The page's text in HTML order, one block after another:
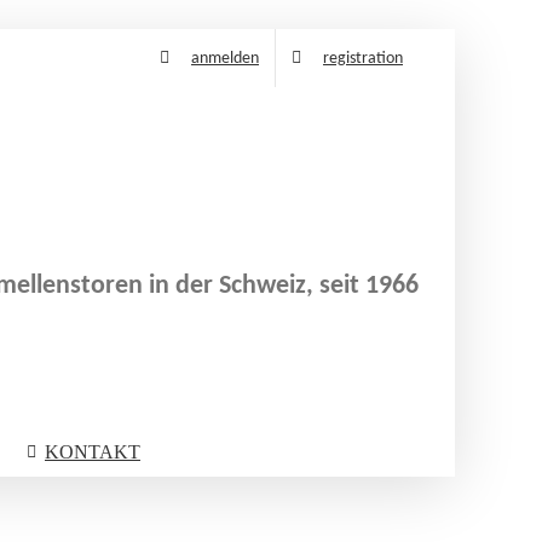
anmelden registration
in der Schweiz, seit 1966
KONTAKT